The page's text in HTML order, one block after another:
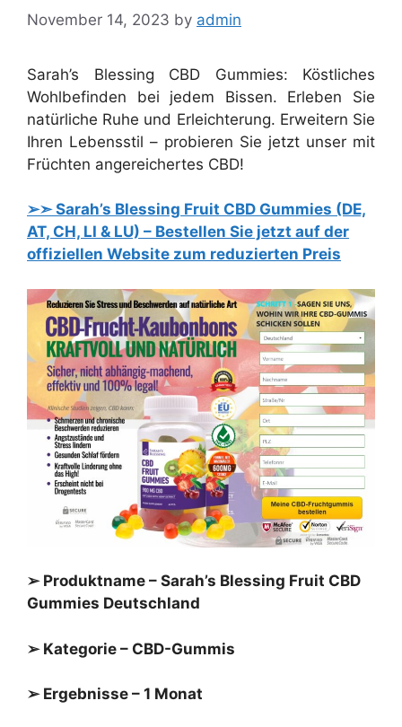
November 14, 2023 by admin
Sarah’s Blessing CBD Gummies: Köstliches
Wohlbefinden bei jedem Bissen. Erleben Sie
natürliche Ruhe und Erleichterung. Erweitern Sie
Ihren Lebensstil – probieren Sie jetzt unser mit
Früchten angereichertes CBD!
➢➣ Sarah’s Blessing Fruit CBD Gummies (DE,
AT, CH, LI & LU) – Bestellen Sie jetzt auf der
offiziellen Website zum reduzierten Preis
➢ Produktname – Sarah’s Blessing Fruit CBD
Gummies Deutschland
➢ Kategorie – CBD-Gummis
➢ Ergebnisse – 1 Monat